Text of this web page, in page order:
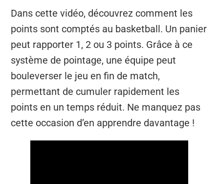
Dans cette vidéo, découvrez comment les
points sont comptés au basketball. Un panier
peut rapporter 1, 2 ou 3 points. Grâce à ce
système de pointage, une équipe peut
bouleverser le jeu en fin de match,
permettant de cumuler rapidement les
points en un temps réduit. Ne manquez pas
cette occasion d’en apprendre davantage !